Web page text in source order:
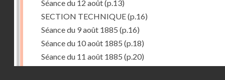
Séance du 12 août(p.13)
SECTION TECHNIQUE(p.16)
Séance du 9 août 1885 (p.16)
Séance du 10 août 1885 (p.18)
Séance du 11 août 1885 (p.20)